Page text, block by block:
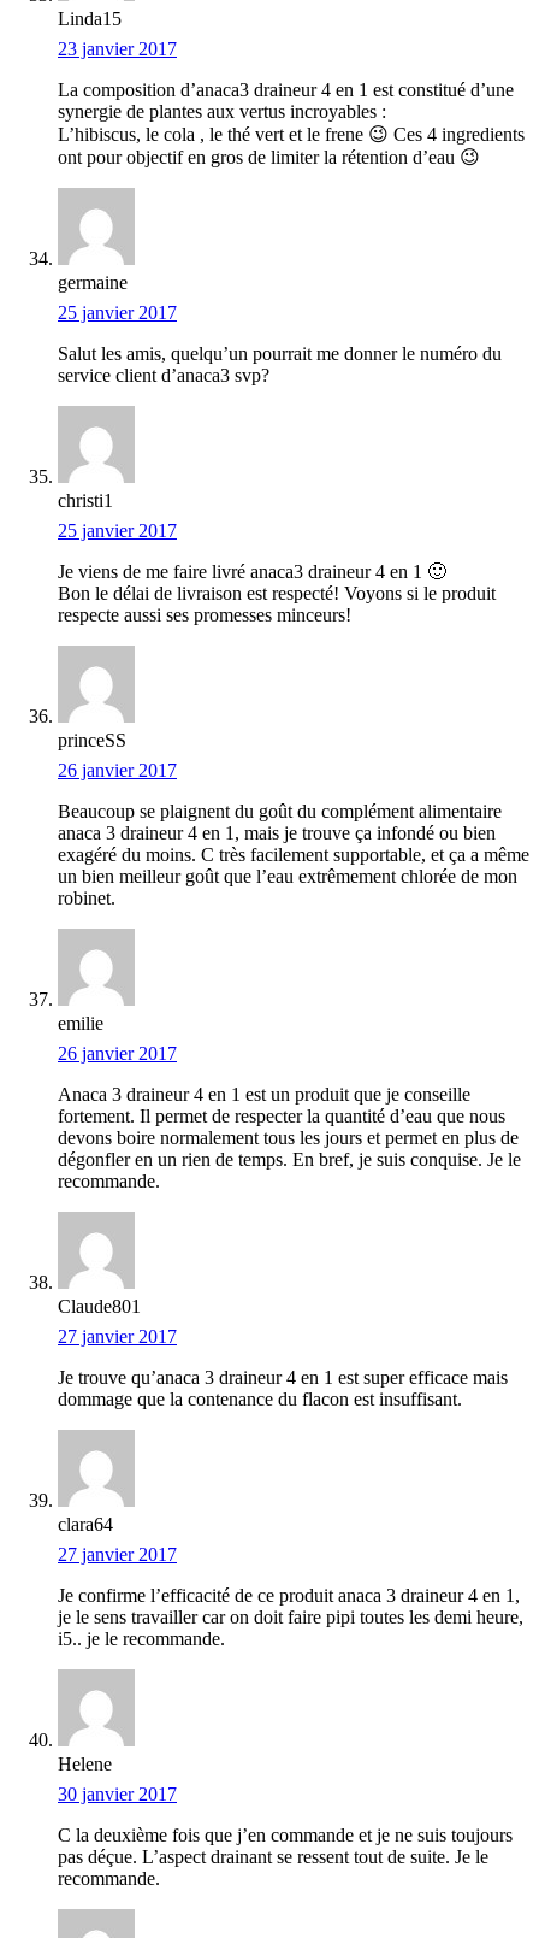
Linda15
23 janvier 2017
La composition d’anaca3 draineur 4 en 1 est constitué d’une
synergie de plantes aux vertus incroyables :
L’hibiscus, le cola , le thé vert et le frene 😉 Ces 4 ingredients
ont pour objectif en gros de limiter la rétention d’eau 😉
germaine
25 janvier 2017
Salut les amis, quelqu’un pourrait me donner le numéro du
service client d’anaca3 svp?
christi1
25 janvier 2017
Je viens de me faire livré anaca3 draineur 4 en 1 🙂
Bon le délai de livraison est respecté! Voyons si le produit
respecte aussi ses promesses minceurs!
princeSS
26 janvier 2017
Beaucoup se plaignent du goût du complément alimentaire
anaca 3 draineur 4 en 1, mais je trouve ça infondé ou bien
exagéré du moins. C très facilement supportable, et ça a même
un bien meilleur goût que l’eau extrêmement chlorée de mon
robinet.
emilie
26 janvier 2017
Anaca 3 draineur 4 en 1 est un produit que je conseille
fortement. Il permet de respecter la quantité d’eau que nous
devons boire normalement tous les jours et permet en plus de
dégonfler en un rien de temps. En bref, je suis conquise. Je le
recommande.
Claude801
27 janvier 2017
Je trouve qu’anaca 3 draineur 4 en 1 est super efficace mais
dommage que la contenance du flacon est insuffisant.
clara64
27 janvier 2017
Je confirme l’efficacité de ce produit anaca 3 draineur 4 en 1,
je le sens travailler car on doit faire pipi toutes les demi heure,
i5.. je le recommande.
Helene
30 janvier 2017
C la deuxième fois que j’en commande et je ne suis toujours
pas déçue. L’aspect drainant se ressent tout de suite. Je le
recommande.